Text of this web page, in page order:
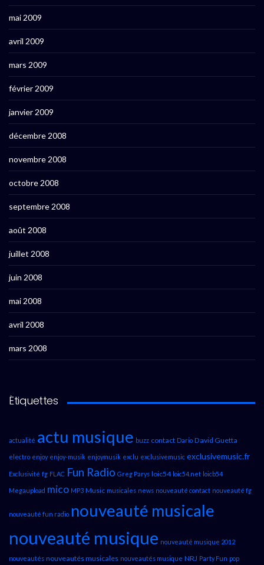
mai 2009
avril 2009
mars 2009
février 2009
janvier 2009
décembre 2008
novembre 2008
octobre 2008
septembre 2008
août 2008
juillet 2008
juin 2008
mai 2008
avril 2008
mars 2008
Étiquettes
actualité actu musique buzz contact Dario David Guetta
electro enjoy enjoy-musik enjoymusik exclu exclusivemusic exclusivemusic.fr
Exclusivité fg FLAC Fun Radio Greg Parys loic54 loic54.net loicb54
Megaupload mico MP3 Music musicales news nouveauté contact nouveauté fg
nouveauté fun radio nouveauté musicale
nouveauté musique nouveauté musique 2012
nouveautés nouveautés musicales nouveautés musique NRJ Party Fun pop